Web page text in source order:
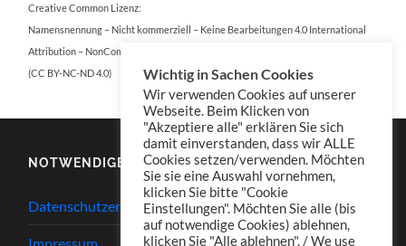
Creative Common Lizenz:
Namensnennung – Nicht kommerziell – Keine Bearbeitungen 4.0 International
Attribution – NonCommercial – NoDerivatives 4.0 International
(CC BY-NC-ND 4.0)
NOTWENDIGES
Datenschutzerklärung
Wichtig in Sachen Cookies
Wir verwenden Cookies auf unserer
Webseite. Beim Klicken von
"Akzeptiere alle" erklären Sie sich
damit einverstanden, dass wir ALLE
Cookies setzen/verwenden. Möchten
Sie sie eine Auswahl vornehmen,
klicken Sie bitte "Cookie
Einstellungen". Möchten Sie alle (bis
auf notwendige Cookies) ablehnen,
klicken Sie "Alle ablehnen". / We use